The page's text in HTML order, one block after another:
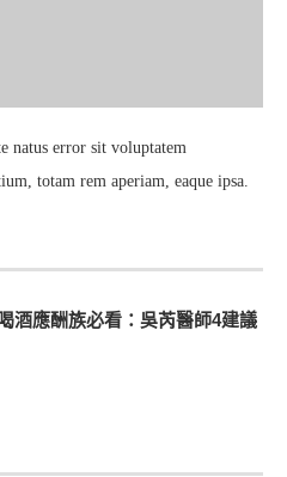
natus error sit voluptatem
totam rem aperiam, eaque ipsa.
酒應酬族必看：吳芮醫師4建議